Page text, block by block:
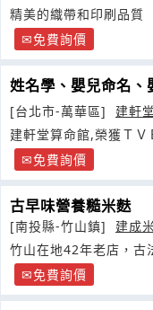
精美的織帶和印刷品質
免費詢價
姓名學、嬰兒命名
[台北市-萬華區]
建軒
建軒堂算命館,榮獲ＴＶ
訪/ 免費詢價
古早味營養糙米麩
[南投縣-竹山鎮]
建成
竹山在地42年老店，古
麥、免費詢價